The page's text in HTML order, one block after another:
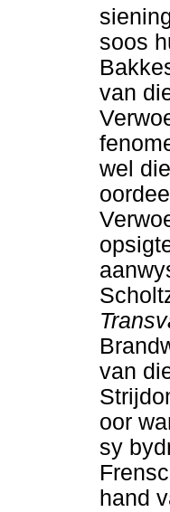
soos
van
wel
van
oor
sy
hand